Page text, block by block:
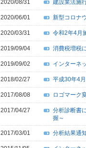
2020/08/31 建設業法施
2020/06/01 新型コロナ
2020/03/31 令和2年4月
2019/09/04 消費税増税
2019/09/02 インターネ
2018/02/27 平成30年4
2017/08/08 ロゴマーク
2017/04/27
分析診断書
握～
2017/03/01 分析結果通